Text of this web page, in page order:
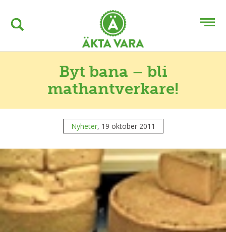
Byt bana – bli
mathantverkare!
Nyheter, 19 oktober 2011